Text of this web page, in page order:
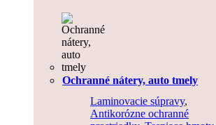
Ochranné nátery, auto tmely
Laminovacie súpravy,
Antikorózne ochranné